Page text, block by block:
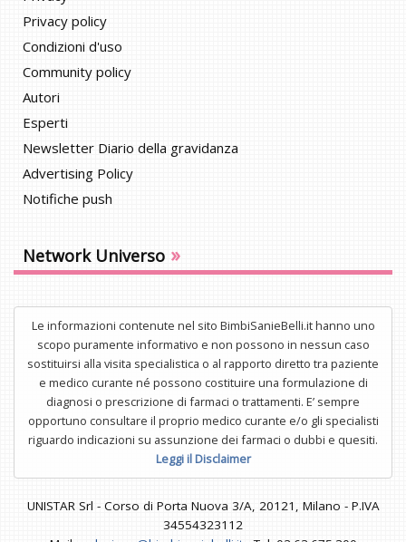
Privacy policy
Condizioni d'uso
Community policy
Autori
Esperti
Newsletter Diario della gravidanza
Advertising Policy
Notifiche push
Network Universo »
Le informazioni contenute nel sito BimbiSanieBelli.it hanno uno
scopo puramente informativo e non possono in nessun caso
sostituirsi alla visita specialistica o al rapporto diretto tra paziente
e medico curante né possono costituire una formulazione di
diagnosi o prescrizione di farmaci o trattamenti. E’ sempre
opportuno consultare il proprio medico curante e/o gli specialisti
riguardo indicazioni su assunzione dei farmaci o dubbi e quesiti.
Leggi il Disclaimer
UNISTAR Srl - Corso di Porta Nuova 3/A, 20121, Milano - P.IVA
34554323112